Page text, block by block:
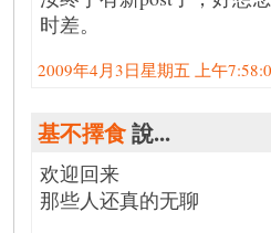
时差。
2009年4月3日星期五 上午
基不擇食說...
欢迎回来
那些人还真的无聊